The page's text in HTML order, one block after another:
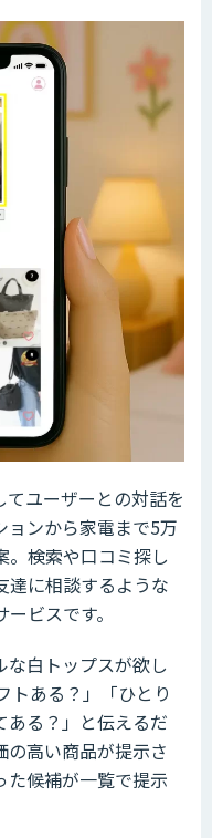
てユーザーとの対話を
ョンから家電まで5万
。検索や口コミ探し
達に相談するような
ビスです。
白トップスが欲し
トある？」「ひとり
ある？」と伝えるだ
の高い商品が提示さ
た候補が一覧で提示